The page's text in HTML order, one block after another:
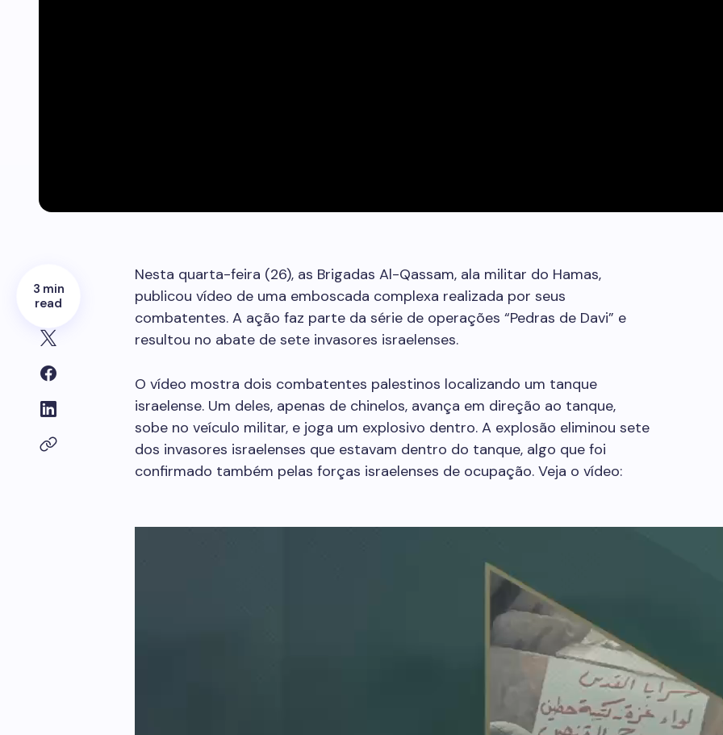
3 min
read
Nesta quarta-feira (26), as Brigadas Al-Qassam, ala militar do Hamas,
publicou vídeo de uma emboscada complexa realizada por seus
combatentes. A ação faz parte da série de operações “Pedras de Davi” e
resultou no abate de sete invasores israelenses.
O vídeo mostra dois combatentes palestinos localizando um tanque
israelense. Um deles, apenas de chinelos, avança em direção ao tanque,
sobe no veículo militar, e joga um explosivo dentro. A explosão eliminou sete
dos invasores israelenses que estavam dentro do tanque, algo que foi
confirmado também pelas forças israelenses de ocupação. Veja o vídeo: